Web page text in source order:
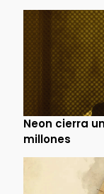
Neon cierra
millones